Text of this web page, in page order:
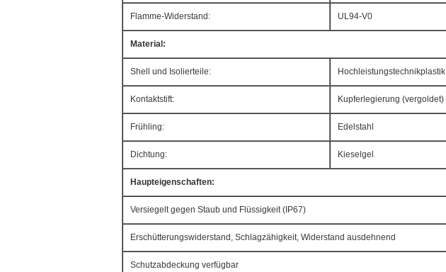
Flamme-Widerstand: UL94-V0
Material:
Shell und Isolierteile: Hochleistungstechnikplastik
Kontaktstift: Kupferlegierung (vergoldet)
Frühling: Edelstahl
Dichtung: Kieselgel
Haupteigenschaften:
Versiegelt gegen Staub und Flüssigkeit (IP67)
Erschütterungswiderstand, Schlagzähigkeit, Widerstand ausdehnend
Schutzabdeckung verfügbar